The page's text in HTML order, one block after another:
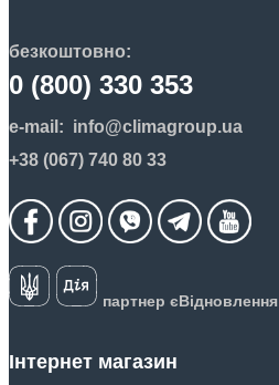
безкоштовно:
0 (800) 330 353
e-mail: info@climagroup.ua
+38 (067) 740 80 33
партнер єВідновлення
Інтернет магазин